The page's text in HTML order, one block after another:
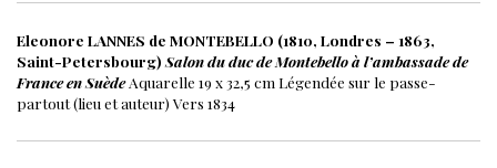
Eleonore LANNES de MONTEBELLO (1810, Londres – 1863,
Saint-Petersbourg) Salon du duc de Montebello à l’ambassade de
France en SuèdeAquarelle 19 x 32,5 cm Légendée sur le passe-
partout (lieu et auteur) Vers 1834